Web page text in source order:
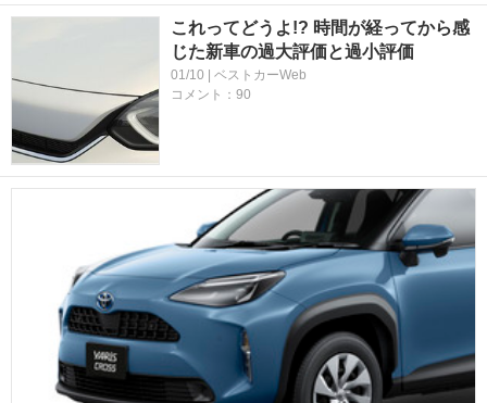
これってどうよ!? 時間が経ってから感
じた新車の過大評価と過小評価
01/10 | ベストカーWeb
コメント：90